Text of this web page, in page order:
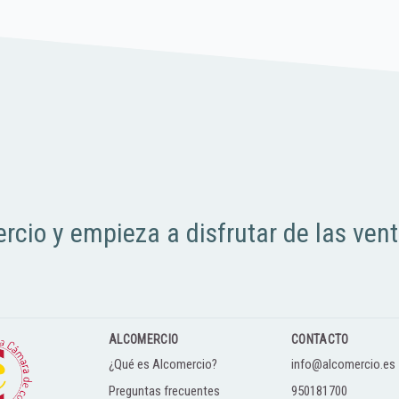
y empieza a disfrutar de las
ALCOMERCIO
¿Qué es Alcomercio?
Preguntas frecuentes
CONTACTO
info@alcomercio.es
950181700